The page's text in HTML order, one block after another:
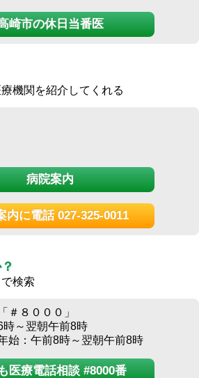
崎市の休日当番医
機関を紹介してくれる
病院案内
内に電話 027-325-0011
検索
＃８０００」
時～翌朝午前8時
始：午前8時～翌朝午前8時
医療電話相談 #8000番